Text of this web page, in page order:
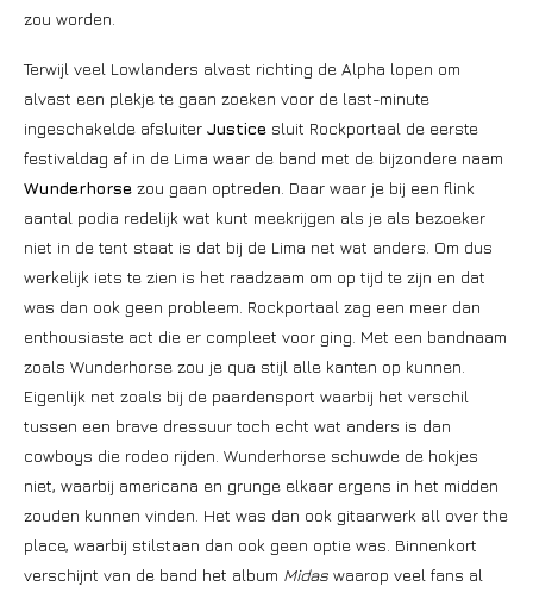
zou worden.
Terwijl veel Lowlanders alvast richting de Alpha lopen om
alvast een plekje te gaan zoeken voor de last-minute
ingeschakelde afsluiter Justice sluit Rockportaal de eerste
festivaldag af in de Lima waar de band met de bijzondere naam
Wunderhorse zou gaan optreden. Daar waar je bij een flink
aantal podia redelijk wat kunt meekrijgen als je als bezoeker
niet in de tent staat is dat bij de Lima net wat anders. Om dus
werkelijk iets te zien is het raadzaam om op tijd te zijn en dat
was dan ook geen probleem. Rockportaal zag een meer dan
enthousiaste act die er compleet voor ging. Met een bandnaam
zoals Wunderhorse zou je qua stijl alle kanten op kunnen.
Eigenlijk net zoals bij de paardensport waarbij het verschil
tussen een brave dressuur toch echt wat anders is dan
cowboys die rodeo rijden. Wunderhorse schuwde de hokjes
niet, waarbij americana en grunge elkaar ergens in het midden
zouden kunnen vinden. Het was dan ook gitaarwerk all over the
place, waarbij stilstaan dan ook geen optie was. Binnenkort
verschijnt van de band het album Midas waarop veel fans al